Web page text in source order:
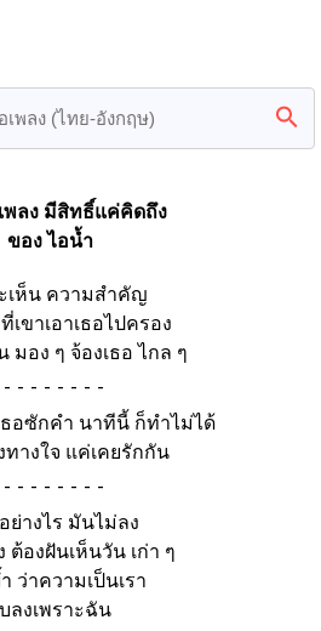
พลง มีสิทธิ์แค่คิดถึง
ของ ไอน้ำ
เห็น ความสำคัญ
เขาเอาเธอไปครอง
มอง ๆ จ้องเธอ ไกล ๆ
-
ธอซักคำ นาทีนี้ ก็ทำไม่ได้
ทางใจ แค่เคยรักกัน
-
ย่างไร มันไม่ลง
ต้องฝันเห็นวัน เก่า ๆ
ว่าความเป็นเรา
ลงเพราะฉัน